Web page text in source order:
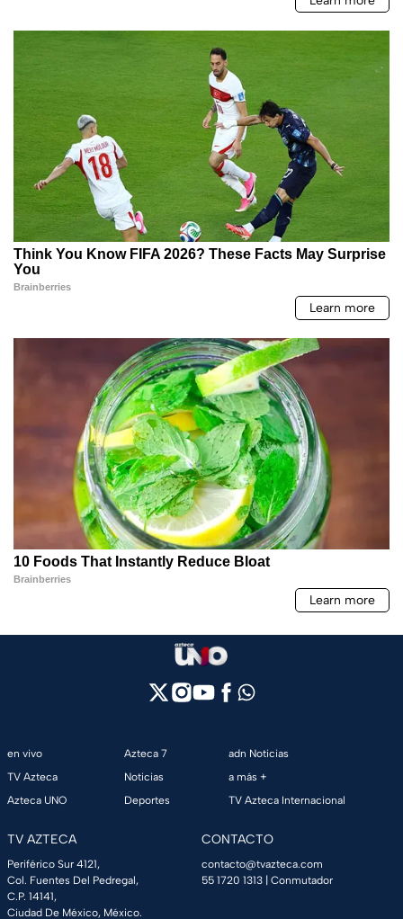
en vivo
TV Azteca
Azteca UNO
Azteca 7
Noticias
Deportes
adn Noticias
a más +
TV Azteca Internacional
TV AZTECA
Periférico Sur 4121,
Col. Fuentes Del Pedregal,
C.P. 14141,
Ciudad De México, México.
CONTACTO
contacto@tvazteca.com
55 1720 1313 | Conmutador